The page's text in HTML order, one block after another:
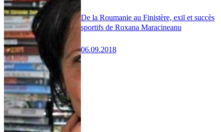
De la Roumanie au Finistère, exil et succès
sportifs de Roxana Maracineanu
06.09.2018